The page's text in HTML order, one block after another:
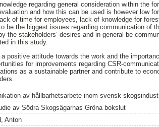
regarding general consideration within the
and how this can be used is however low
of time for employees, lack of knowledge for
be the biggest issues regarding communication of
the stakeholders’ desires and in general be
in this study.
positive attitude towards the work and the
for improvements regarding CSR-
as a sustainable partner and contribute to
av hållbarhetsarbete inom svensk
av Södra Skogsägarnas Gröna bokslut
Anton